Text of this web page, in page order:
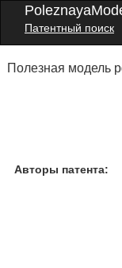
Патентный поиск
Полезная модель
Авторы патента: